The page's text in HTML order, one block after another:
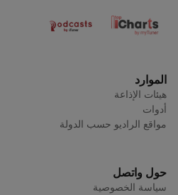
الموارد
هيئات الإذاعة
أدوات
مواقع الراديو حسب الدولة
حول واتصل
سياسة الخصوصية